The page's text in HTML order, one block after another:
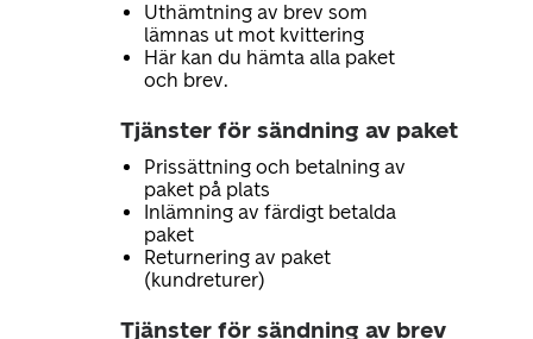
Uthämtning av brev som
lämnas ut mot kvittering
Här kan du hämta alla paket
och brev.
Tjänster för sändning av paket
Prissättning och betalning av
paket på plats
Inlämning av färdigt betalda
paket
Returnering av paket
(kundreturer)
Tjänster för sändning av brev